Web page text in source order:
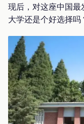
现后，对这座中国
大学还是个好选择吗